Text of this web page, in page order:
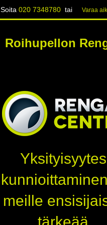
Soita020 7348780 tai Varaa
Roihupellon
meille